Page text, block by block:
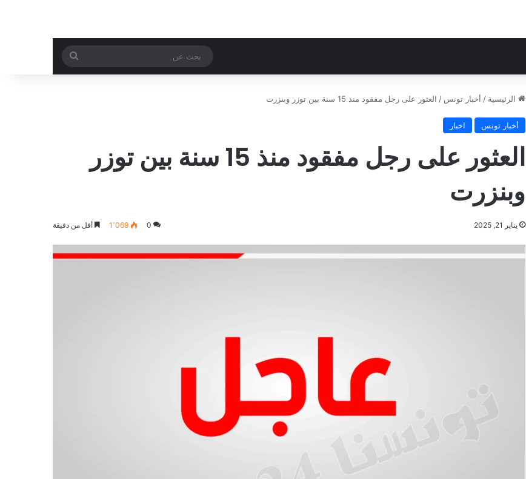
بحث
عن
الرئيسية / أخبار تونس / العثور على رجل مفقود منذ 15 سنة بين توزر وبنزرت
أخبار تونس اخبار
العثور على رجل مفقود منذ 15 سنة بين توزر
وبنزرت
يناير 21, 2025 0 1٬069 أقل من دقيقة